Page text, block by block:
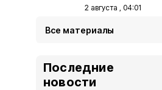
2 августа , 04:01
Все материалы
Последние
новости